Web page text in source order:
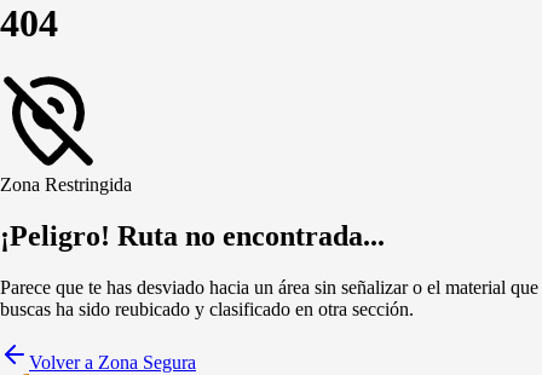
404
Zona Restringida
¡Peligro! Ruta no encontrada...
Parece que te has desviado hacia un área sin señalizar o el material que
buscas ha sido reubicado y clasificado en otra sección.
Volver a Zona Segura